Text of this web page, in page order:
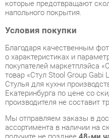
Благодаря качественным
о характеристиках и
товар «Стул Stool Group Gabi
Екатеринбурга по цене со
производителя не составит
Мы отправляем заказы в
ассортимента в наличии на
получите не позднее48-ми
заказа. Дополнительно вы
и сборку мебельных изделий.
Срок доставки в другие
на складах производителей,